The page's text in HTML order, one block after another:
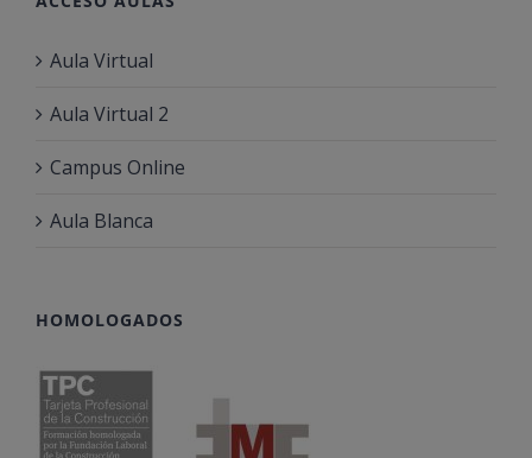
Aula Virtual
Aula Virtual 2
Campus Online
Aula Blanca
HOMOLOGADOS